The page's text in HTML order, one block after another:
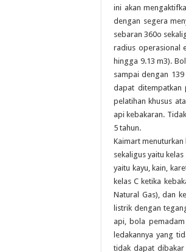
ini akan
dengan segera
sebaran 360o
radius operasional
hingga 9.13 m3).
sampai dengan
dapat ditempatkan
pelatihan khusus
api kebakaran.
5 tahun.
Kaimart menuturkan
sekaligus yaitu
yaitu kayu, kain,
kelas C ketika
Natural Gas), dan
listrik dengan
api, bola
ledakannya yang
tidak dapat dibakar